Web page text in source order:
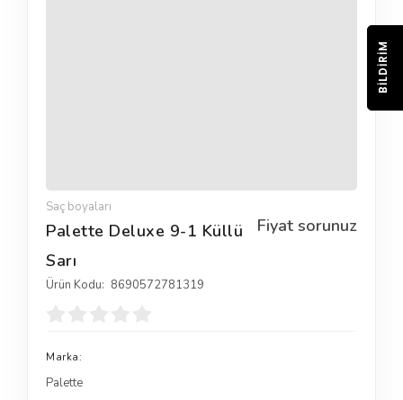
Saç boyaları
Fiyat sorunuz
Palette Deluxe 9-1 Küllü
Sarı
Ürün Kodu: 8690572781319
Marka:
Palette
BILDIRIM